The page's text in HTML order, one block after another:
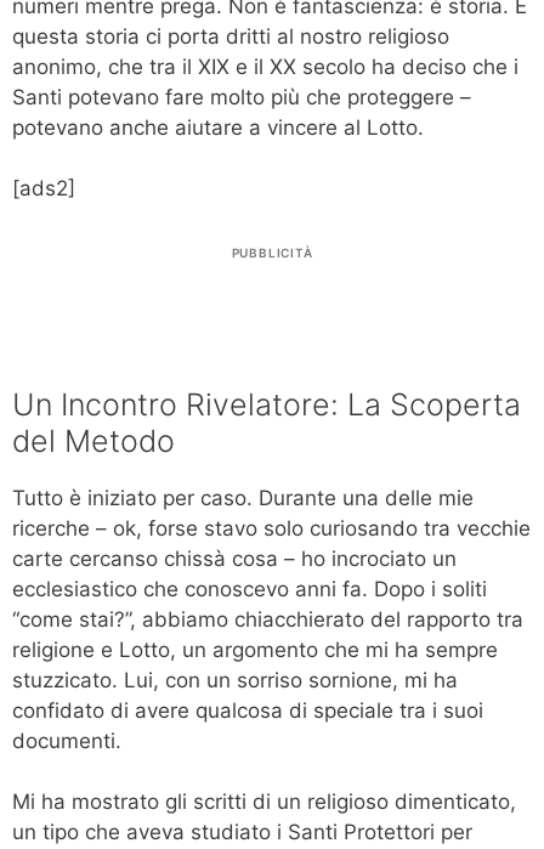
numeri mentre prega. Non è fantascienza: è storia. E
questa storia ci porta dritti al nostro religioso
anonimo, che tra il XIX e il XX secolo ha deciso che i
Santi potevano fare molto più che proteggere –
potevano anche aiutare a vincere al Lotto.
[ads2]
PUBBLICITÀ
Un Incontro Rivelatore: La Scoperta
del Metodo
Tutto è iniziato per caso. Durante una delle mie
ricerche – ok, forse stavo solo curiosando tra vecchie
carte cercanso chissà cosa – ho incrociato un
ecclesiastico che conoscevo anni fa. Dopo i soliti
“come stai?”, abbiamo chiacchierato del rapporto tra
religione e Lotto, un argomento che mi ha sempre
stuzzicato. Lui, con un sorriso sornione, mi ha
confidato di avere qualcosa di speciale tra i suoi
documenti.
Mi ha mostrato gli scritti di un religioso dimenticato,
un tipo che aveva studiato i Santi Protettori per